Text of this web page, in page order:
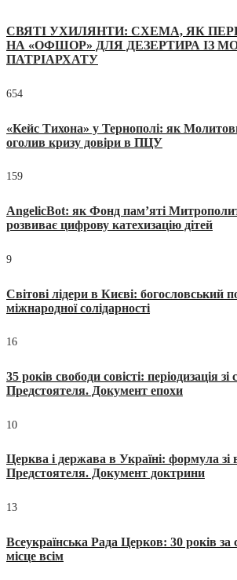
СВЯТІ УХИЛЯНТИ: СХЕМА, ЯК
НА «ОФШОР» ДЛЯ ДЕЗЕРТИРА ІЗ
ПАТРІАРХАТУ
654
«Кейс Тихона» у Тернополі: як
оголив кризу довіри в ПЦУ
159
AngelicBot: як Фонд пам’яті
розвиває цифрову катехизацію дітей
9
Світові лідери в Києві: богословський
міжнародної солідарності
16
35 років свободи совісті: періодизація зі
Предстоятеля. Документ епохи
10
Церква і держава в Україні: формула зі
Предстоятеля. Документ доктрини
13
Всеукраїнська Рада Церков: 30 років за
місце всім